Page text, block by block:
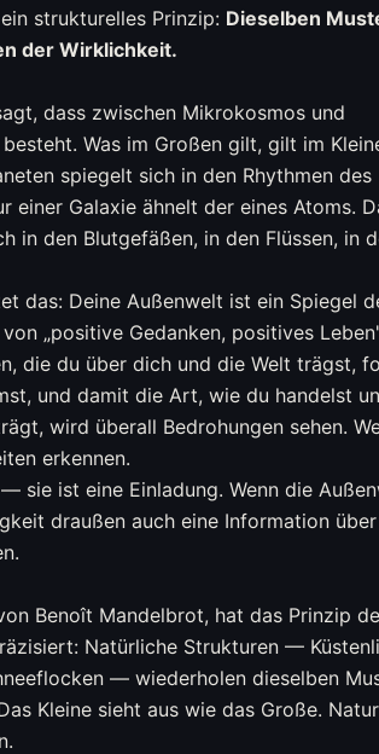
strukturelles Prinzip: Dieselben
der Wirklichkeit.
dass zwischen Mikrokosmos und
Was im Großen gilt, gilt im
spiegelt sich in den Rhythmen des
einer Galaxie ähnelt der eines Atoms.
in den Blutgefäßen, in den Flüssen, in
das: Deine Außenwelt ist ein Spiegel
„positive Gedanken, positives
die du über dich und die Welt trägst,
und damit die Art, wie du handelst
wird überall Bedrohungen sehen.
erkennen.
sie ist eine Einladung. Wenn die
draußen auch eine Information
Benoît Mandelbrot, hat das Prinzip
Natürliche Strukturen —
— wiederholen dieselben
Kleine sieht aus wie das Große.